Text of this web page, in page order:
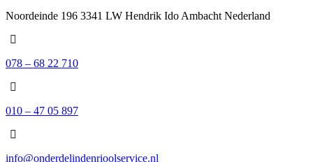
Noordeinde 196 3341 LW Hendrik Ido Ambacht Nederland
078 – 68 22 710
010 – 47 05 897
info@onderdelindenrioolservice.nl